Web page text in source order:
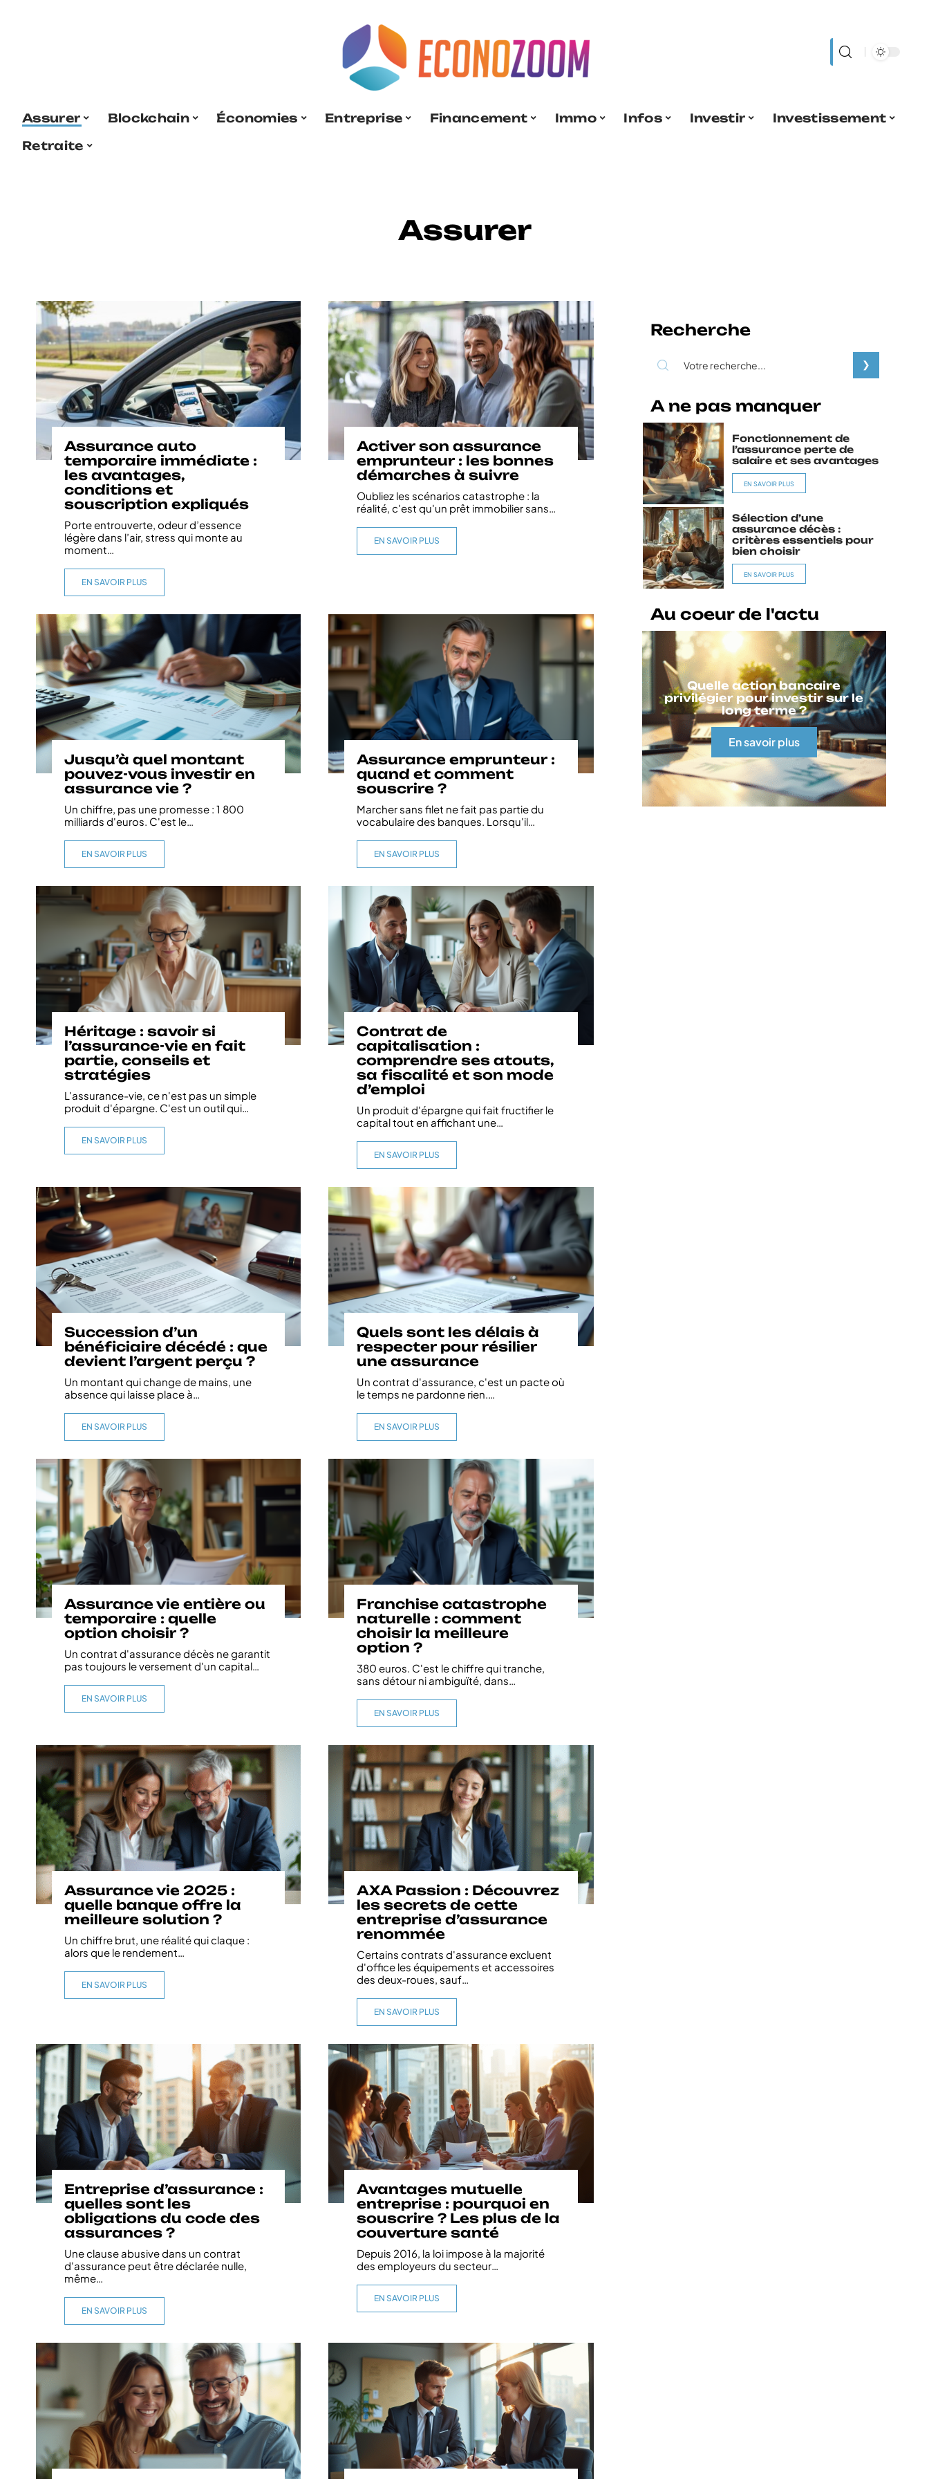
Assurer Blockchain Économies Entreprise Financement Immo Infos Investir
Investissement
Retraite
Assurer
Assurance auto
temporaire immédiate :
les avantages,
conditions et
souscription expliqués
Porte entrouverte, odeur d’essence
légère dans l’air, stress qui monte au
moment…
EN SAVOIR PLUS
Activer son assurance
emprunteur : les bonnes
démarches à suivre
Oubliez les scénarios catastrophe : la
réalité, c'est qu'un prêt immobilier sans…
EN SAVOIR PLUS
Jusqu’à quel montant
pouvez-vous investir en
assurance vie ?
Un chiffre, pas une promesse : 1 800
milliards d'euros. C'est le…
EN SAVOIR PLUS
Assurance emprunteur :
quand et comment
souscrire ?
Marcher sans filet ne fait pas partie du
vocabulaire des banques. Lorsqu'il…
EN SAVOIR PLUS
Héritage : savoir si
l’assurance-vie en fait
partie, conseils et
stratégies
L'assurance-vie, ce n'est pas un simple
produit d'épargne. C'est un outil qui…
EN SAVOIR PLUS
Contrat de
capitalisation :
comprendre ses atouts,
sa fiscalité et son mode
d’emploi
Un produit d'épargne qui fait fructifier le
capital tout en affichant une…
EN SAVOIR PLUS
Succession d’un
bénéficiaire décédé : que
devient l’argent perçu ?
Un montant qui change de mains, une
absence qui laisse place à…
EN SAVOIR PLUS
Quels sont les délais à
respecter pour résilier
une assurance
Un contrat d'assurance, c'est un pacte où
le temps ne pardonne rien.…
EN SAVOIR PLUS
Assurance vie entière ou
temporaire : quelle
option choisir ?
Un contrat d'assurance décès ne garantit
pas toujours le versement d'un capital…
EN SAVOIR PLUS
Franchise catastrophe
naturelle : comment
choisir la meilleure
option ?
380 euros. C'est le chiffre qui tranche,
sans détour ni ambiguïté, dans…
EN SAVOIR PLUS
Assurance vie 2025 :
quelle banque offre la
meilleure solution ?
Un chiffre brut, une réalité qui claque :
alors que le rendement…
EN SAVOIR PLUS
AXA Passion : Découvrez
les secrets de cette
entreprise d’assurance
renommée
Certains contrats d'assurance excluent
d'office les équipements et accessoires
des deux-roues, sauf…
EN SAVOIR PLUS
Entreprise d’assurance :
quelles sont les
obligations du code des
assurances ?
Une clause abusive dans un contrat
d'assurance peut être déclarée nulle,
même…
EN SAVOIR PLUS
Avantages mutuelle
entreprise : pourquoi en
souscrire ? Les plus de la
couverture santé
Depuis 2016, la loi impose à la majorité
des employeurs du secteur…
EN SAVOIR PLUS
Recherche
A ne pas manquer
Fonctionnement de
l’assurance perte de
salaire et ses avantages
EN SAVOIR PLUS
Sélection d’une
assurance décès :
critères essentiels pour
bien choisir
EN SAVOIR PLUS
Au coeur de l'actu
Quelle action bancaire
privilégier pour investir sur le
long terme ?
En savoir plus